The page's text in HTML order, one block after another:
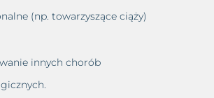
(np. towarzyszące ciąży)
innych chorób